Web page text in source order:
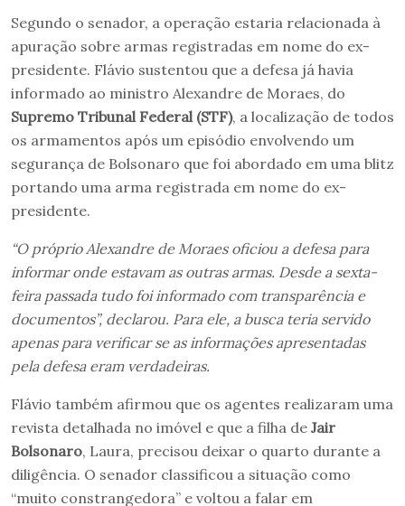
Segundo o senador, a operação estaria relacionada à
apuração sobre armas registradas em nome do ex-
presidente. Flávio sustentou que a defesa já havia
informado ao ministro Alexandre de Moraes, do
Supremo Tribunal Federal (STF), a localização de todos
os armamentos após um episódio envolvendo um
segurança de Bolsonaro que foi abordado em uma blitz
portando uma arma registrada em nome do ex-
presidente.
“O próprio Alexandre de Moraes oficiou a defesa para
informar onde estavam as outras armas. Desde a sexta-
feira passada tudo foi informado com transparência e
documentos”, declarou. Para ele, a busca teria servido
apenas para verificar se as informações apresentadas
pela defesa eram verdadeiras.
Flávio também afirmou que os agentes realizaram uma
revista detalhada no imóvel e que a filha de Jair
Bolsonaro, Laura, precisou deixar o quarto durante a
diligência. O senador classificou a situação como
“muito constrangedora” e voltou a falar em